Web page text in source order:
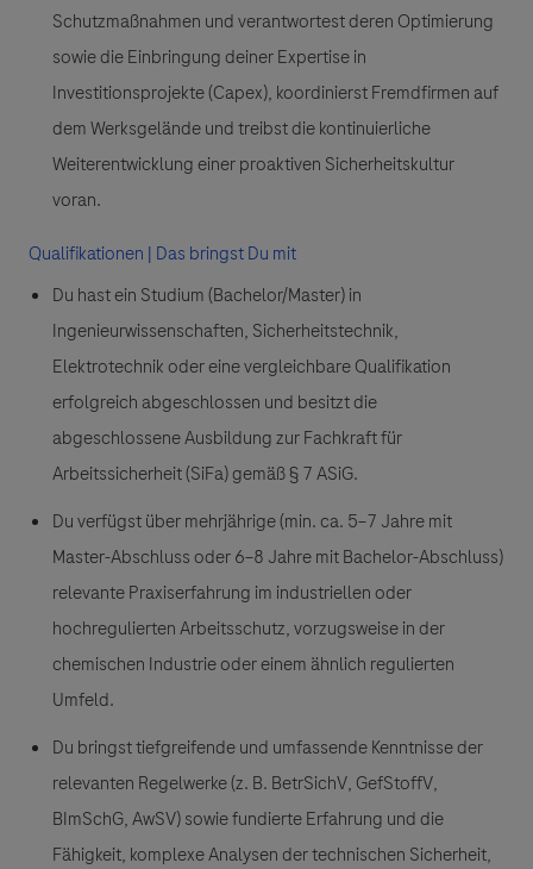
Schutzmaßnahmen und verantwortest deren Optimierung
sowie die Einbringung deiner Expertise in
Investitionsprojekte (Capex), koordinierst Fremdfirmen auf
dem Werksgelände und treibst die kontinuierliche
Weiterentwicklung einer proaktiven Sicherheitskultur
voran.
Qualifikationen | Das bringst Du mit
Du hast ein Studium (Bachelor/Master) in
Ingenieurwissenschaften, Sicherheitstechnik,
Elektrotechnik oder eine vergleichbare Qualifikation
erfolgreich abgeschlossen und besitzt die
abgeschlossene Ausbildung zur Fachkraft für
Arbeitssicherheit (SiFa) gemäß § 7 ASiG.
Du verfügst über mehrjährige (min. ca. 5–7 Jahre mit
Master-Abschluss oder 6–8 Jahre mit Bachelor-Abschluss)
relevante Praxiserfahrung im industriellen oder
hochregulierten Arbeitsschutz, vorzugsweise in der
chemischen Industrie oder einem ähnlich regulierten
Umfeld.
Du bringst tiefgreifende und umfassende Kenntnisse der
relevanten Regelwerke (z. B. BetrSichV, GefStoffV,
BImSchG, AwSV) sowie fundierte Erfahrung und die
Fähigkeit, komplexe Analysen der technischen Sicherheit,